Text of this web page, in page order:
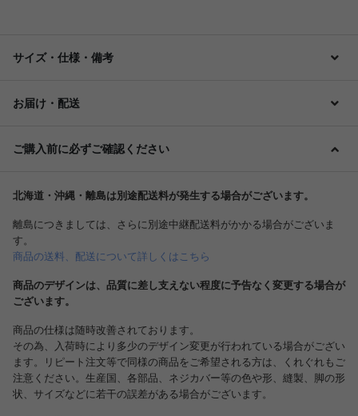
サイズ・仕様・備考
お届け・配送
ご購入前に必ずご確認ください
北海道・沖縄・離島は別途配送料が発生する場合がございます。
離島につきましては、さらに別途中継配送料がかかる場合がございま
す。
商品の送料、配送について詳しくはこちら
商品のデザインは、品質に差し支えない程度に予告なく変更する場合が
ございます。
商品の仕様は随時改善されております。
その為、入荷時により多少のデザイン変更が行われている場合がござい
ます。リピート注文等で同様の商品をご希望される方は、くれぐれもご
注意ください。生産国、各部品、ネジカバー等の色や形、縫製、脚の形
状、サイズなどに若干の誤差がある場合がございます。